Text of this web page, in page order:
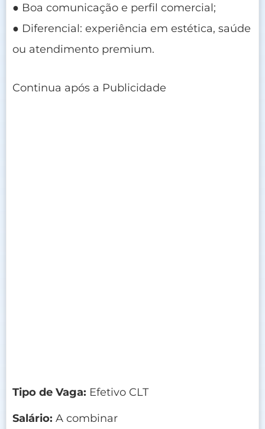
● Boa comunicação e perfil comercial;
● Diferencial: experiência em estética, saúde
ou atendimento premium.
Continua após a Publicidade
Tipo de Vaga: Efetivo CLT
Salário: A combinar